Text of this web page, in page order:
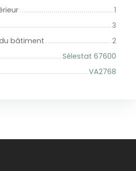
1
3
bâtiment
2
Sélestat 67600
VA2768